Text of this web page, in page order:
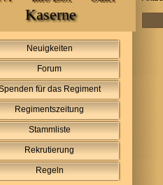
Kaserne
Neuigkeiten
Forum
für das Regiment
Regimentszeitung
Stammliste
Rekrutierung
Regeln